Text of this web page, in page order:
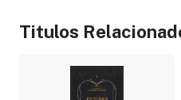
Titulos